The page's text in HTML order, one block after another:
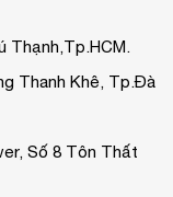
Thạnh,Tp.HCM.
Thanh Khê, Tp.Đà
Số 8 Tôn Thất